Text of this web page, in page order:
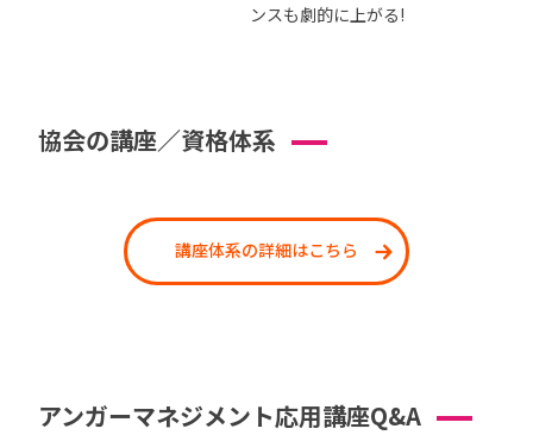
ンスも劇的に上がる!
協会の講座／資格体系
講座体系の詳細はこちら
アンガーマネジメント応用講座Q&A